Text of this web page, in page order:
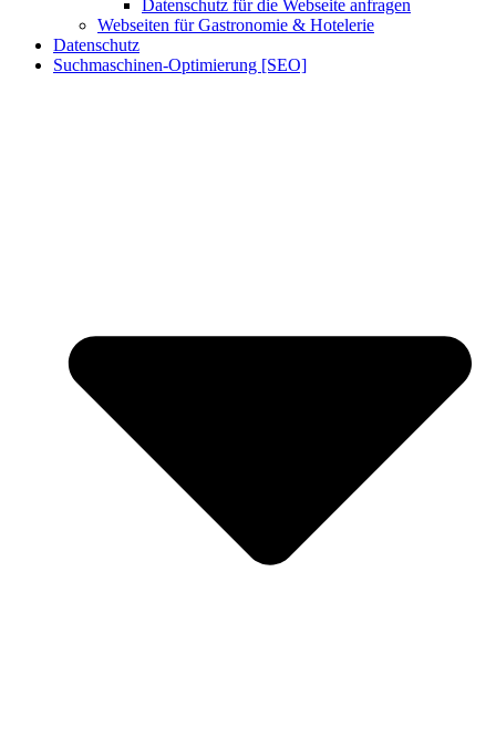
Datenschutz für die Webseite anfragen
Webseiten für Gastronomie & Hotelerie
Datenschutz
Suchmaschinen-Optimierung [SEO]